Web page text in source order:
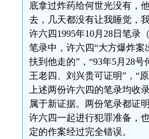
底拿过炸药给何世光没有，
去，几天都没有让我睡觉，
许六四1995年10月28日笔录
笔录中，许六四“大方爆炸
扶到他走的”，“93年5月28
王老四、刘兴贵可证明”，“
上述两份许六四的笔录均收
属于新证据。两份笔录都证
许六四一起进行犯罪准备，
定的作案经过完全错误。